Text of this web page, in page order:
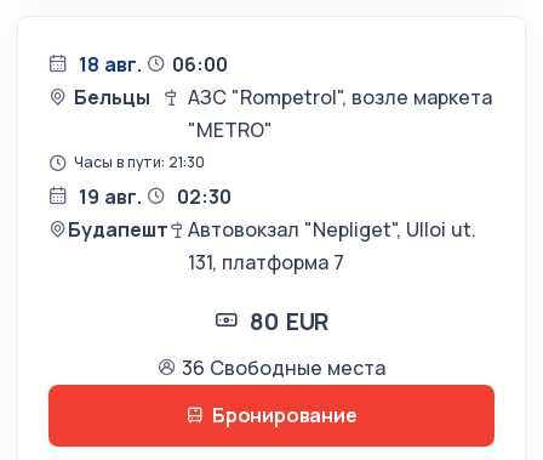
18 авг.
06:00
Бельцы
АЗС "Rompetrol", возле маркета
"METRO"
Часы в пути: 21:30
19 авг.
02:30
Будапешт
Автовокзал "Nepliget", Ulloi ut.
131, платформа 7
80 EUR
36 Свободные места
Бронирование